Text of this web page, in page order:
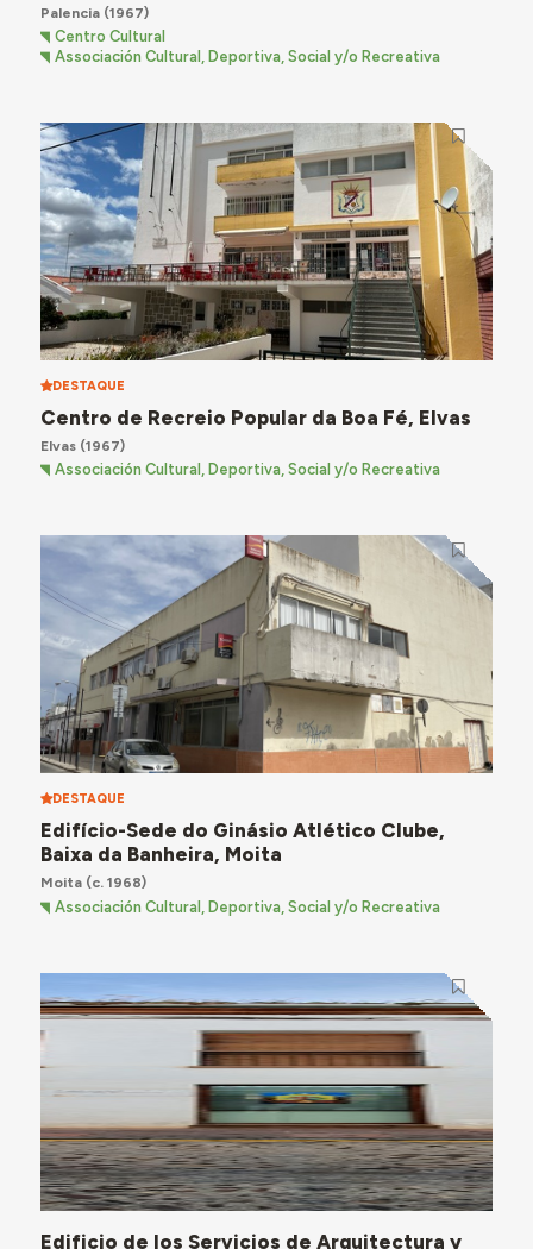
Palencia(1967)
Centro Cultural
Associación Cultural, Deportiva, Social y/o Recreativa
DESTAQUE
Centro de Recreio Popular da Boa Fé, Elvas
Elvas(1967)
Associación Cultural, Deportiva, Social y/o Recreativa
DESTAQUE
Edifício-Sede do Ginásio Atlético Clube,
Baixa da Banheira, Moita
Moita(c. 1968)
Associación Cultural, Deportiva, Social y/o Recreativa
Edificio de los Servicios de Arquitectura y